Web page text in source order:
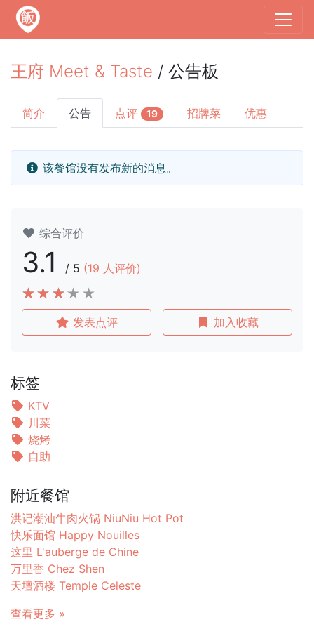
王府 Meet & Taste / 公告板
简介 公告 点评 19 招牌菜 优惠
该餐馆没有发布新的消息。
综合评价
3.1 / 5 (19 人评价)
发表点评 加入收藏
标签
KTV
川菜
烧烤
自助
附近餐馆
洪记潮汕牛肉火锅 NiuNiu Hot Pot
快乐面馆 Happy Nouilles
这里 L'auberge de Chine
万里香 Chez Shen
天壇酒楼 Temple Celeste
查看更多 »